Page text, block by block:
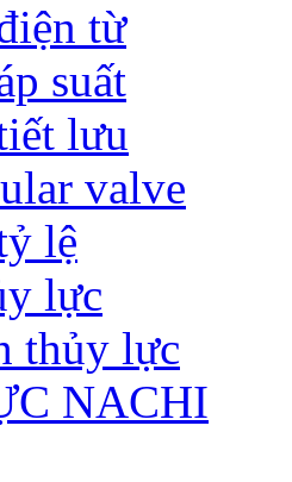
từ
suất
lưu
valve
lệ
lực
thủy lực
NACHI